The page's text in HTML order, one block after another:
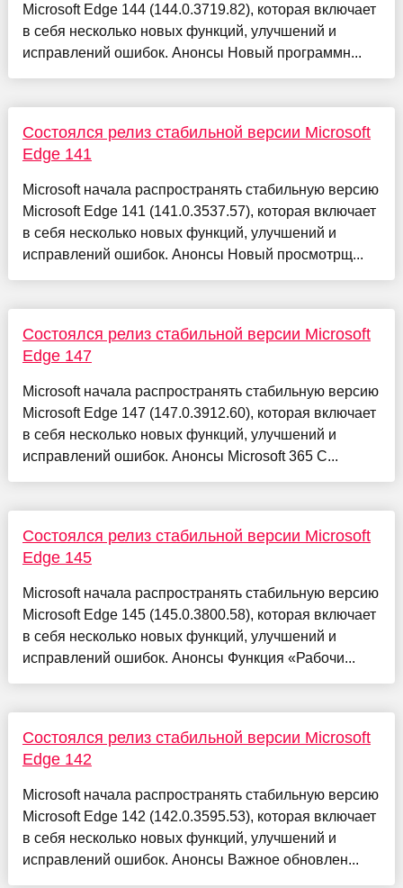
Microsoft Edge 144 (144.0.3719.82), которая включает
в себя несколько новых функций, улучшений и
исправлений ошибок. Анонсы Новый программн...
Состоялся релиз стабильной версии Microsoft
Edge 141
Microsoft начала распространять стабильную версию
Microsoft Edge 141 (141.0.3537.57), которая включает
в себя несколько новых функций, улучшений и
исправлений ошибок. Анонсы Новый просмотрщ...
Состоялся релиз стабильной версии Microsoft
Edge 147
Microsoft начала распространять стабильную версию
Microsoft Edge 147 (147.0.3912.60), которая включает
в себя несколько новых функций, улучшений и
исправлений ошибок. Анонсы Microsoft 365 C...
Состоялся релиз стабильной версии Microsoft
Edge 145
Microsoft начала распространять стабильную версию
Microsoft Edge 145 (145.0.3800.58), которая включает
в себя несколько новых функций, улучшений и
исправлений ошибок. Анонсы Функция «Рабочи...
Состоялся релиз стабильной версии Microsoft
Edge 142
Microsoft начала распространять стабильную версию
Microsoft Edge 142 (142.0.3595.53), которая включает
в себя несколько новых функций, улучшений и
исправлений ошибок. Анонсы Важное обновлен...